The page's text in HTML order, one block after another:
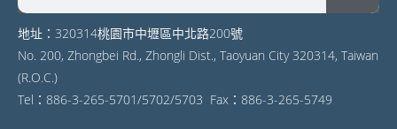
地址：320314桃園市中壢區中北路200號
No. 200, Zhongbei Rd., Zhongli Dist., Taoyuan City 320314, Taiwan
(R.O.C.)
Tel：886-3-265-5701/5702/5703 Fax：886-3-265-5749